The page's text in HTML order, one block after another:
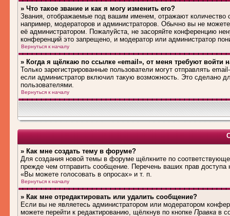
» Что такое звание и как я могу изменить его?
Звания, отображаемые под вашим именем, отражают
например, модераторов и администраторов. Обычно вы не
её администратором. Пожалуйста, не засоряйте конференцию
конференций это запрещено, и модератор или администратор
Вернуться к началу
» Когда я щёлкаю по ссылке «email», от меня требуют войти
Только зарегистрированные пользователи могут отправлять
если администратор включил такую возможность. Это сделано
пользователями.
Вернуться к началу
» Как мне создать тему в форуме?
Для создания новой темы в форуме щёлкните по
прежде чем отправить сообщение. Перечень ваших прав
«Вы можете голосовать в опросах» и т. п.
Вернуться к началу
» Как мне отредактировать или удалить сообщение?
Если вы не являетесь администратором или модератором
можете перейти к редактированию, щёлкнув по кнопке Правка в